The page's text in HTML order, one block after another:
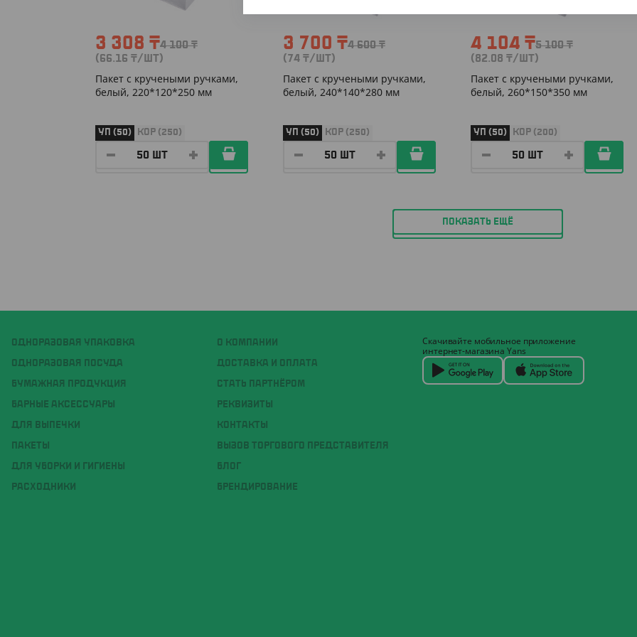
3 308 ₸4 100₸
(66.16 ₸/ШТ)
Пакет с кручеными ручками,
белый, 220*120*250 мм
УП (50) КОР (250)
3 700 ₸4 600₸
(74 ₸/ШТ)
Пакет с кручеными ручками,
белый, 240*140*280 мм
УП (50) КОР (250)
4 104 ₸5 100₸
(82.08 ₸/ШТ)
Пакет с кручеными ручками,
белый, 260*150*350 мм
УП (50) КОР (200)
ПОКАЗАТЬ ЕЩЁ
ОДНОРАЗОВАЯ УПАКОВКА
ОДНОРАЗОВАЯ ПОСУДА
БУМАЖНАЯ ПРОДУКЦИЯ
БАРНЫЕ АКСЕССУАРЫ
ДЛЯ ВЫПЕЧКИ
ПАКЕТЫ
ДЛЯ УБОРКИ И ГИГИЕНЫ
РАСХОДНИКИ
О КОМПАНИИ
ДОСТАВКА И ОПЛАТА
СТАТЬ ПАРТНЁРОМ
РЕКВИЗИТЫ
КОНТАКТЫ
ВЫЗОВ ТОРГОВОГО ПРЕДСТАВИТЕЛЯ
БЛОГ
БРЕНДИРОВАНИЕ
Скачивайте мобильное приложение
интернет-магазина Yans